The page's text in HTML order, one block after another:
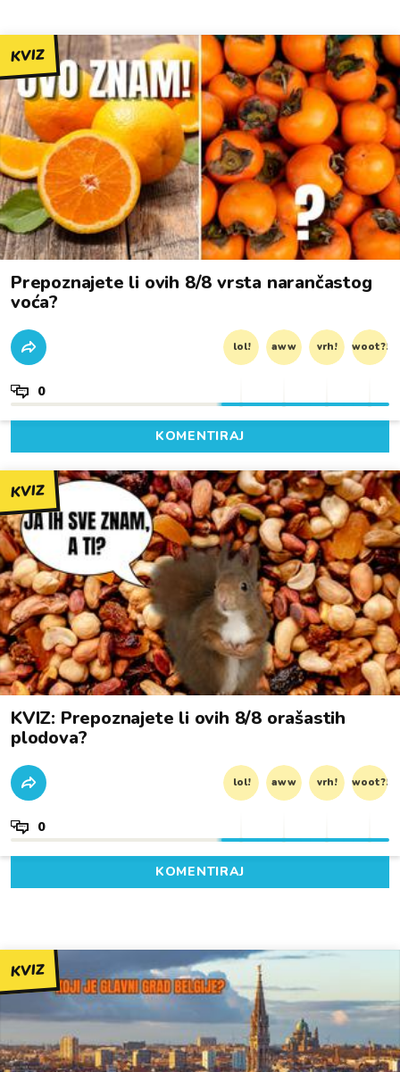
KVIZ
Prepoznajete li ovih 8/8 vrsta narančastog
voća?
lol! aww vrh! woot?!
0
KOMENTIRAJ
KVIZ
KVIZ: Prepoznajete li ovih 8/8 orašastih
plodova?
lol! aww vrh! woot?!
0
KOMENTIRAJ
KVIZ